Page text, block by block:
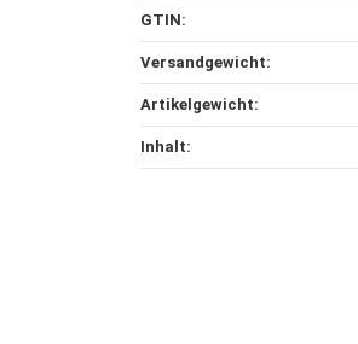
GTIN:
Versandgewicht‍:
Artikelgewicht‍:
Inhalt‍: